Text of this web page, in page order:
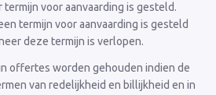
voor aanvaarding is gesteld.
termijn voor aanvaarding is gesteld
deze termijn is verlopen.
offertes worden gehouden indien de
van redelijkheid en billijkheid en in